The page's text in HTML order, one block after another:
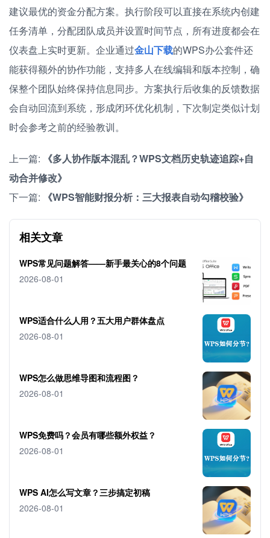
建议最优的资金分配方案。执行阶段可以直接在系统内创建
任务清单，分配团队成员并设置时间节点，所有进度都会在
仪表盘上实时更新。企业通过金山下载的WPS办公套件还
能获得额外的协作功能，支持多人在线编辑和版本控制，确
保整个团队始终保持信息同步。方案执行后收集的反馈数据
会自动回流到系统，形成闭环优化机制，下次制定类似计划
时会参考之前的经验教训。
上一篇:
《多人协作版本混乱？WPS文档历史轨迹追踪+自
动合并修改》
下一篇:
《WPS智能财报分析：三大报表自动勾稽校验》
相关文章
WPS常见问题解答——新手最关心的8个问题
2026-08-01
WPS适合什么人用？五大用户群体盘点
2026-08-01
WPS怎么做思维导图和流程图？
2026-08-01
WPS免费吗？会员有哪些额外权益？
2026-08-01
WPS AI怎么写文章？三步搞定初稿
2026-08-01